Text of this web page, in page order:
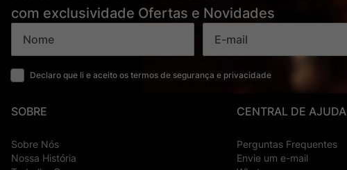
com exclusividade Ofertas e Novidades
Declaro que li e aceito os termos de segurança e privacidade
SOBRE
Sobre Nós
Nossa História
CENTRAL DE AJUDA
Perguntas Frequentes
Envie um e-mail